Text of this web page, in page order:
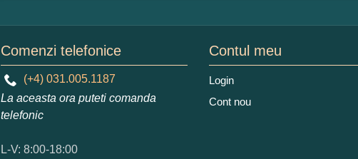
Numele dumneavoastra:
Adaugati o parere despre acest produs:
Comenzi telefonice
(+4) 031.005.1187
La aceasta ora puteti comanda
telefonic
L-V: 8:00-18:00
Contul meu
Login
Cont nou